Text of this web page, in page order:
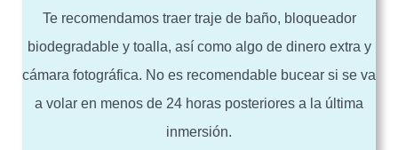
Te recomendamos traer traje de baño, bloqueador
biodegradable y toalla, así como algo de dinero extra y
cámara fotográfica. No es recomendable bucear si se va
a volar en menos de 24 horas posteriores a la última
inmersión.